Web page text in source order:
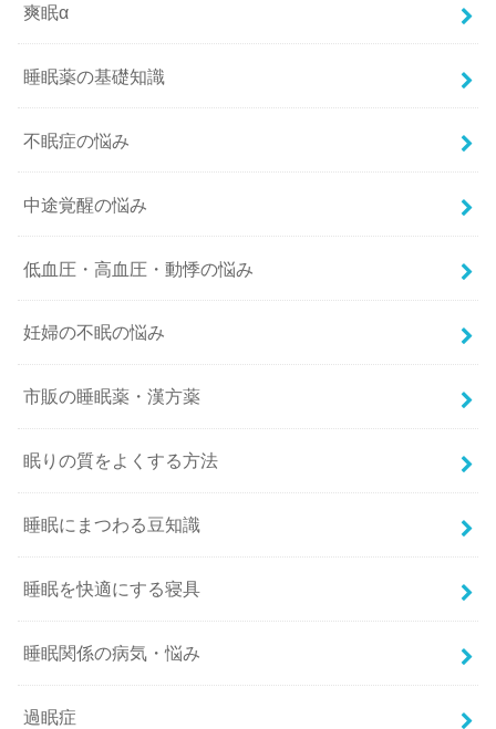
爽眠α
睡眠薬の基礎知識
不眠症の悩み
中途覚醒の悩み
低血圧・高血圧・動悸の悩み
妊婦の不眠の悩み
市販の睡眠薬・漢方薬
眠りの質をよくする方法
睡眠にまつわる豆知識
睡眠を快適にする寝具
睡眠関係の病気・悩み
過眠症